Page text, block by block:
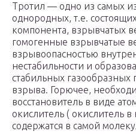
Тротил — одно из самых
однородных, т.е.
компонента, взрывчатых
гомогенные взрывчатые
взрывоопасностью
нестабильности и
стабильных газообразных
взрыва. Горючее,
восстановитель в виде
окислитель ( окислитель
содержатся в самой